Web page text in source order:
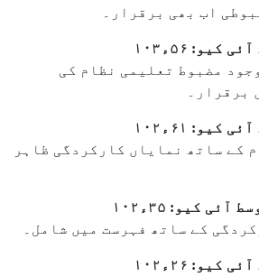
اب بھی برقرار۔
مضبوط تعلیمی نظام کی
کے ساتھ نمایاں کارکردگی ظاہر
کے ساتھ فہرست میں شامل۔